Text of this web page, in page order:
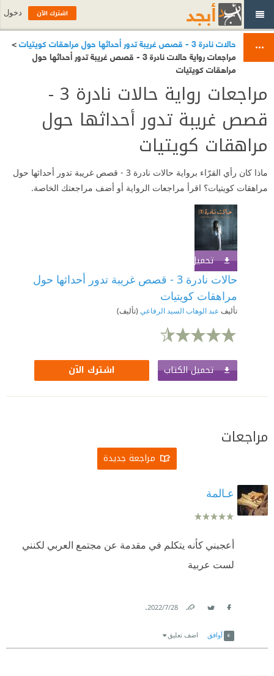
حالات نادرة 3 - قصص غريبة تدور أحداثها حول مراهقات كويتيات
>
مراجعات رواية حالات نادرة 3 - قصص غريبة تدور أحداثها حول
مراهقات كويتيات
مراجعات رواية حالات نادرة 3 -
قصص غريبة تدور أحداثها حول
مراهقات كويتيات
ماذا كان رأي القرّاء برواية حالات نادرة 3 - قصص غريبة تدور أحداثها حول
مراهقات كويتيات؟ اقرأ مراجعات الرواية أو أضف مراجعتك الخاصة.
تحميل الكتاب
حالات نادرة 3 - قصص غريبة تدور أحداثها حول
مراهقات كويتيات
تأليف عبد الوهاب السيد الرفاعي (تأليف)
تحميل الكتاب اشترك الآن
مراجعات
مراجعة جديدة
عـالمة
أعجبني كأنه يتكلم في مقدمة عن مجتمع العربي لكنني
لست عربية
28‏/7‏/2022
.
أوافق اضف تعليق
اشترك الآن دخول